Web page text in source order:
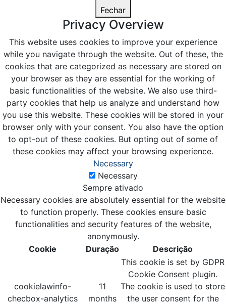
Fechar
Privacy Overview
This website uses cookies to improve your experience
while you navigate through the website. Out of these, the
cookies that are categorized as necessary are stored on
your browser as they are essential for the working of
basic functionalities of the website. We also use third-
party cookies that help us analyze and understand how
you use this website. These cookies will be stored in your
browser only with your consent. You also have the option
to opt-out of these cookies. But opting out of some of
these cookies may affect your browsing experience.
Necessary
Necessary
Sempre ativado
Necessary cookies are absolutely essential for the website
to function properly. These cookies ensure basic
functionalities and security features of the website,
anonymously.
Cookie
Duração Descrição
cookielawinfo-
checbox-analytics
11
months
This cookie is set by GDPR
Cookie Consent plugin.
The cookie is used to store
the user consent for the